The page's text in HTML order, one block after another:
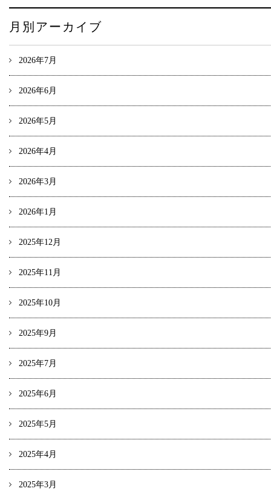
月別アーカイブ
2026年7月
2026年6月
2026年5月
2026年4月
2026年3月
2026年1月
2025年12月
2025年11月
2025年10月
2025年9月
2025年7月
2025年6月
2025年5月
2025年4月
2025年3月